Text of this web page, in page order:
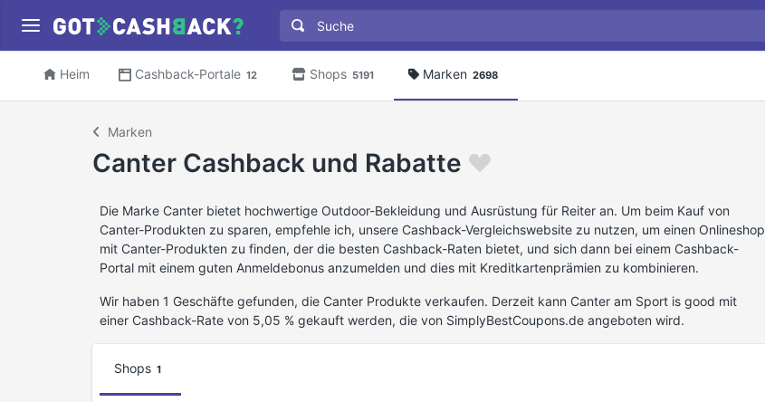
Heim Cashback-Portale 12 Shops 5191 Marken 2698
Marken
Canter Cashback und Rabatte
Die Marke Canter bietet hochwertige Outdoor-Bekleidung und Ausrüstung für Reiter an. Um beim Kauf von
Canter-Produkten zu sparen, empfehle ich, unsere Cashback-Vergleichswebsite zu nutzen, um einen Onlineshop
mit Canter-Produkten zu finden, der die besten Cashback-Raten bietet, und sich dann bei einem Cashback-
Portal mit einem guten Anmeldebonus anzumelden und dies mit Kreditkartenprämien zu kombinieren.
Wir haben 1 Geschäfte gefunden, die Canter Produkte verkaufen. Derzeit kann Canter am Sport is good mit
einer Cashback-Rate von 5,05 % gekauft werden, die von SimplyBestCoupons.de angeboten wird.
Shops 1